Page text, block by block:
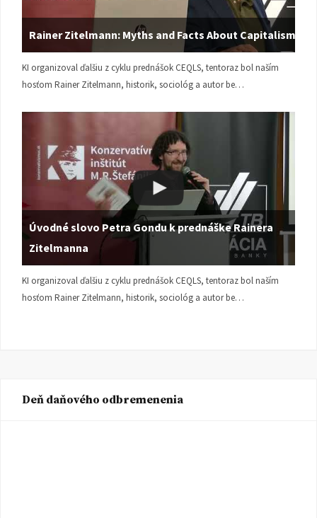
Rainer Zitelmann: Myths and Facts About Capitalism
KI organizoval ďalšiu z cyklu prednášok CEQLS, tentoraz bol naším
hosťom Rainer Zitelmann, historik, sociológ a autor be…
Úvodné slovo Petra Gondu k prednáške Rainera
Zitelmanna
KI organizoval ďalšiu z cyklu prednášok CEQLS, tentoraz bol naším
hosťom Rainer Zitelmann, historik, sociológ a autor be…
Deň daňového odbremenenia